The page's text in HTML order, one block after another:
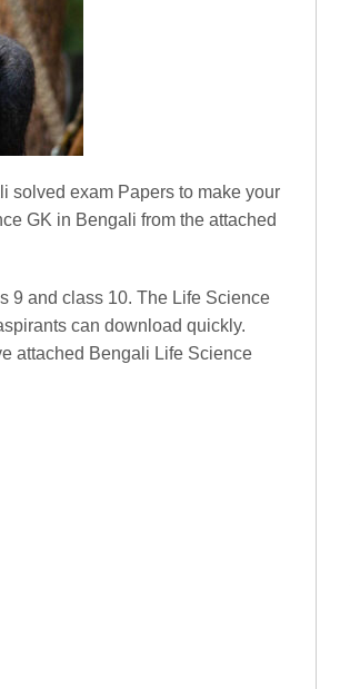
solved exam Papers to make your
GK in Bengali from the attached
9 and class 10. The Life Science
can download quickly.
attached Bengali Life Science